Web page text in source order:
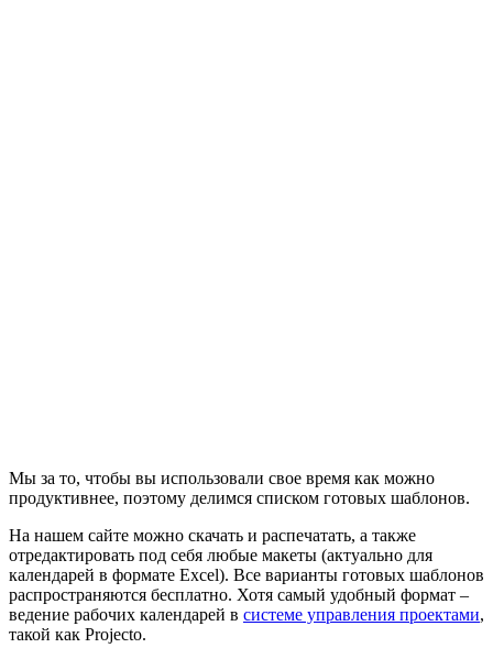
Мы за то, чтобы вы использовали свое время как можно
продуктивнее, поэтому делимся списком готовых шаблонов.
На нашем сайте можно скачать и распечатать, а также
отредактировать под себя любые макеты (актуально для
календарей в формате Excel). Все варианты готовых шаблонов
распространяются бесплатно. Хотя самый удобный формат –
ведение рабочих календарей в системе управления проектами,
такой как Projecto.